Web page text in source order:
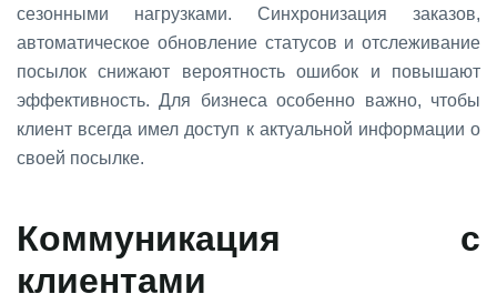
сезонными нагрузками. Синхронизация заказов,
автоматическое обновление статусов и отслеживание
посылок снижают вероятность ошибок и повышают
эффективность. Для бизнеса особенно важно, чтобы
клиент всегда имел доступ к актуальной информации о
своей посылке.
Коммуникация с
клиентами